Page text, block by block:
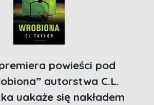
powieści pod
autorstwa C.L.
uakaże się nakładem